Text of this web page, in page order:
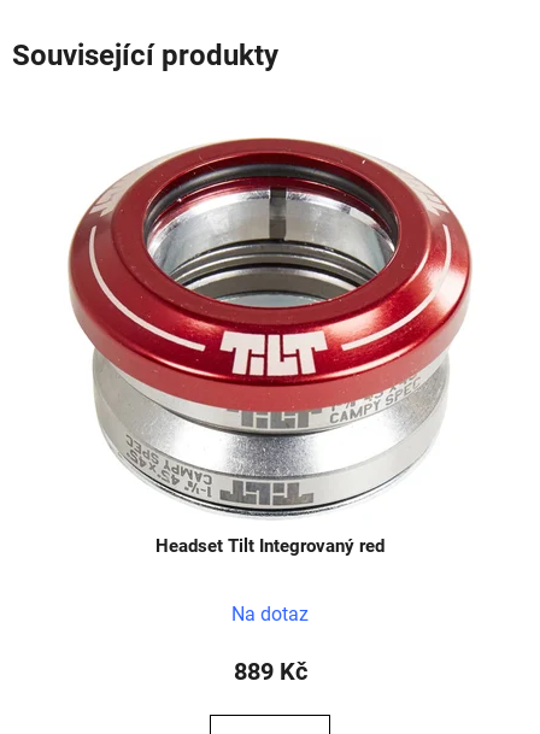
Související produkty
Headset Tilt Integrovaný red
Na dotaz
889 Kč